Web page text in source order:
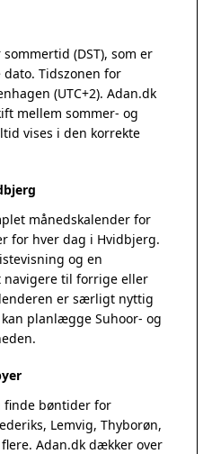
(DST), som er
Tidszonen for
(UTC+2). Adan.dk
mellem sommer- og
vises i den korrekte
månedskalender for
for hver dag i Hvidbjerg.
og en
navigere til forrige eller
er særligt nyttig
planlægge Suhoor- og
finde bøntider for
Lemvig, Thyborøn,
Adan.dk dækker over